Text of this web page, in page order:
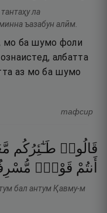
ла
ъазабун алӣм.
мо ба шумо фоли
албатта
аз мо ба шумо
тафсир
قَالُوا۟ طَـٰٓئِرُكُم
أَنتُمْ قَوْمٌۭ
бал антум Қавму-м